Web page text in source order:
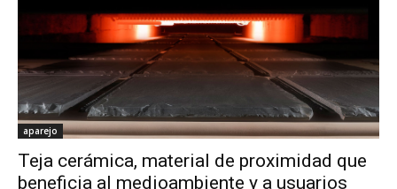
aparejo
Teja cerámica, material de proximidad que
beneficia al medioambiente y a usuarios